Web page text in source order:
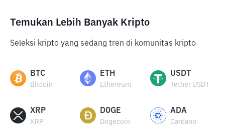
Temukan Lebih Banyak Kripto
Seleksi kripto yang sedang tren di komunitas kripto
BTC
Bitcoin
ETH
Ethereum
USDT
Tether USDT
XRP
XRP
DOGE
Dogecoin
ADA
Cardano